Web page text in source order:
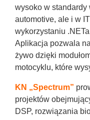
wysoko w
automotive, ale i w
wykorzystaniu
Aplikacja pozwala
żywo dzięki
motocyklu, które
KN „Spectrum”
projektów
DSP, rozwiązania